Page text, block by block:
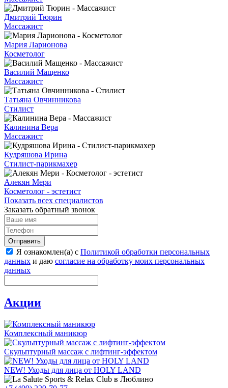
Дмитрий Тюрин
Массажист
Мария Ларионова
Косметолог
Василий Мащенко
Массажист
Татьяна Овчинникова
Стилист
Калинина Вера
Массажист
Кудряшова Ирина
Стилист-парикмахер
Алекян Мери
Косметолог - эстетист
Показать всех специалистов
Заказать обратный звонок
Отправить
Я ознакомлен(а) с Политикой обработки персональных
данных и даю согласие на обработку моих персональных
данных
Акции
Комплексный маникюр
Скульптурный массаж с лифтинг-эффектом
NEW! Уходы для лица от HOLY LAND